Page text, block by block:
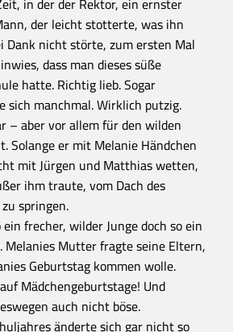
der leicht stotterte, was ihn
Dank nicht störte, zum ersten Mal
dass man dieses süße
hatte. Richtig lieb. Sogar
sich manchmal. Wirklich putzig.
– aber vor allem für den wilden
Solange er mit Melanie Händchen
mit Jürgen und Matthias wetten,
ihm traute, vom Dach des
springen.
frecher, wilder Junge doch so ein
Melanies Mutter fragte seine Eltern,
Geburtstag kommen wolle.
Mädchengeburtstage! Und
auch nicht böse.
änderte sich gar nicht so